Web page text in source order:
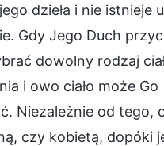
dzieła i nie istnieje
Gdy Jego Duch
dowolny rodzaj
i owo ciało może Go
Niezależnie od tego,
czy kobietą, dopóki